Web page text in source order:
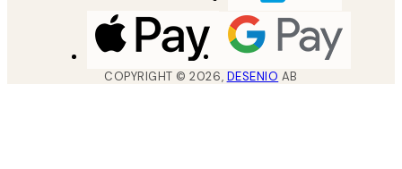
COPYRIGHT ©2026, DESENIO AB